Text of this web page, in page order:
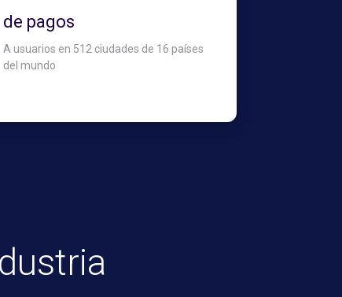
de pagos
A usuarios en 512 ciudades de 16 países
del mundo